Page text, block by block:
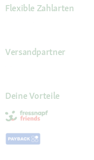
Flexible Zahlarten
Versandpartner
Deine Vorteile